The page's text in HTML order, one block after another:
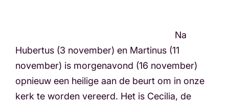
Na
Hubertus (3 november) en Martinus (11
november) is morgenavond (16 november)
opnieuw een heilige aan de beurt om in onze
kerk te worden vereerd. Het is Cecilia, de